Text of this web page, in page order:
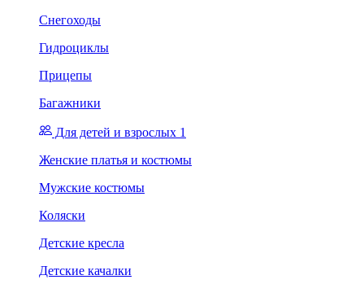
Снегоходы
Гидроциклы
Прицепы
Багажники
Для детей и взрослых 1
Женские платья и костюмы
Мужские костюмы
Коляски
Детские кресла
Детские качалки